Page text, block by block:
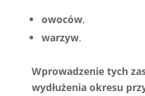
owoców,
warzyw.
Wprowadzenie tych
wydłużenia okresu